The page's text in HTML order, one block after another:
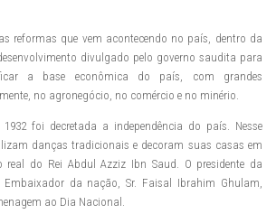
reformas que vem acontecendo no país, dentro da
divulgado pelo governo saudita para
a base econômica do país, com grandes
no agronegócio, no comércio e no minério.
foi decretada a independência do país. Nesse
danças tradicionais e decoram suas casas em
real do Rei Abdul Azziz Ibn Saud. O presidente da
Embaixador da nação, Sr. Faisal Ibrahim Ghulam,
ao Dia Nacional.